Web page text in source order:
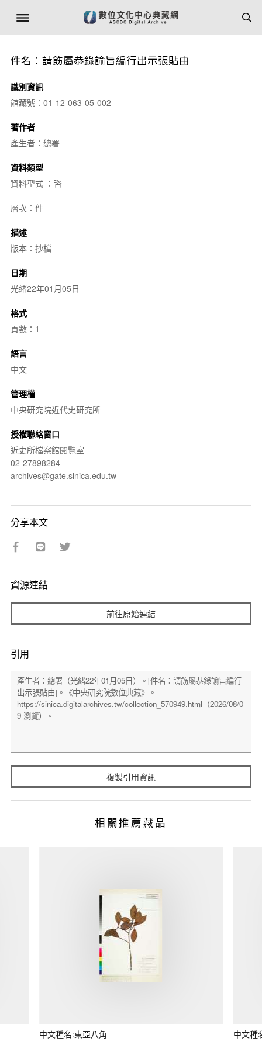
件名：請飭屬恭錄諭旨編行出示張貼由
識別資訊
館藏號：01-12-063-05-002
著作者
產生者：總署
資料類型
資料型式 ：咨
層次：件
描述
版本：抄檔
日期
光緒22年01月05日
格式
頁數：1
語言
中文
管理權
中央研究院近代史研究所
授權聯絡窗口
近史所檔案館閱覽室
02-27898284
archives@gate.sinica.edu.tw
分享本文
資源連結
前往原始連結
引用
複製引用資訊
相關推薦藏品
中文種名:東亞八角 中文種